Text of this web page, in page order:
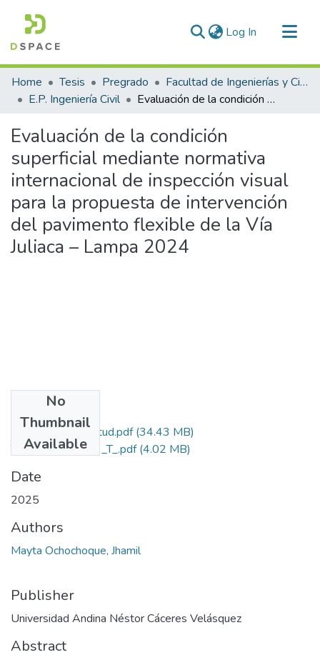
Log In (current)
Communities & Collections
All of DSpace
Home Tesis Pregrado
Facultad de Ingenierías y Ciencias Puras
E.P. Ingeniería Civil
Evaluación de la condición superficial mediante normativa internacional de inspección visual para la propuesta de intervención del pavimento flexible de la Vía Juliaca – Lampa 2024
Evaluación de la condición
superficial mediante normativa
internacional de inspección visual
para la propuesta de intervención
del pavimento flexible de la Vía
Juliaca – Lampa 2024
No
Thumbnail
Available
Grado de Similitud.pdf(34.43 MB)
T036_73445783_T_.pdf(4.02 MB)
Date
2025
Authors
Mayta Ochochoque, Jhamil
Publisher
Universidad Andina Néstor Cáceres Velásquez
Abstract